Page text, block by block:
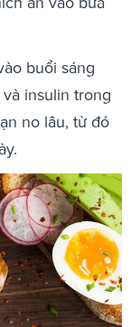
buổi sáng
insulin trong
no lâu, từ đó